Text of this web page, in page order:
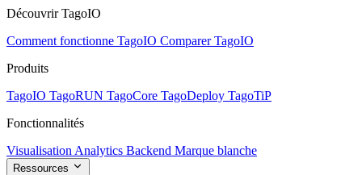
Découvrir TagoIO
Comment fonctionne TagoIO Comparer TagoIO
Produits
TagoIO TagoRUN TagoCore TagoDeploy TagoTiP
Fonctionnalités
Visualisation Analytics Backend Marque blanche
Ressources